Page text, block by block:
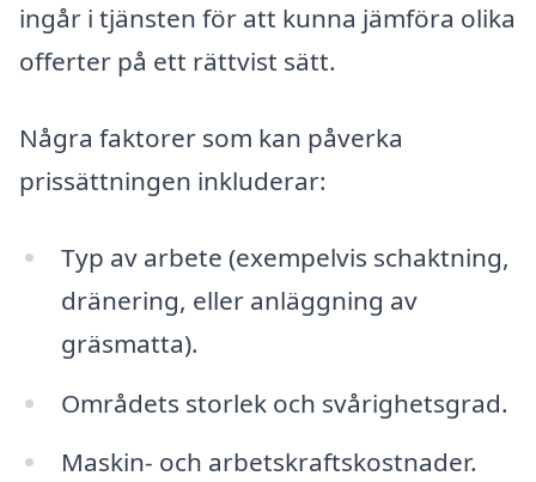
ingår i tjänsten för att kunna jämföra olika
offerter på ett rättvist sätt.
Några faktorer som kan påverka
prissättningen inkluderar:
Typ av arbete (exempelvis schaktning,
dränering, eller anläggning av
gräsmatta).
Områdets storlek och svårighetsgrad.
Maskin- och arbetskraftskostnader.